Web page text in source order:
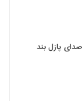
پازل بند